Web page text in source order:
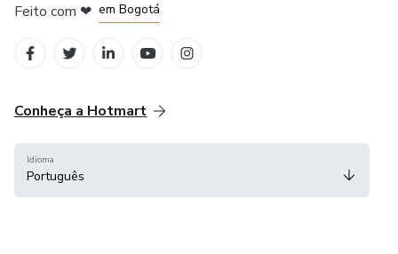
Feito com ❤ em Bogotá
Conheça a Hotmart
Idioma
Português